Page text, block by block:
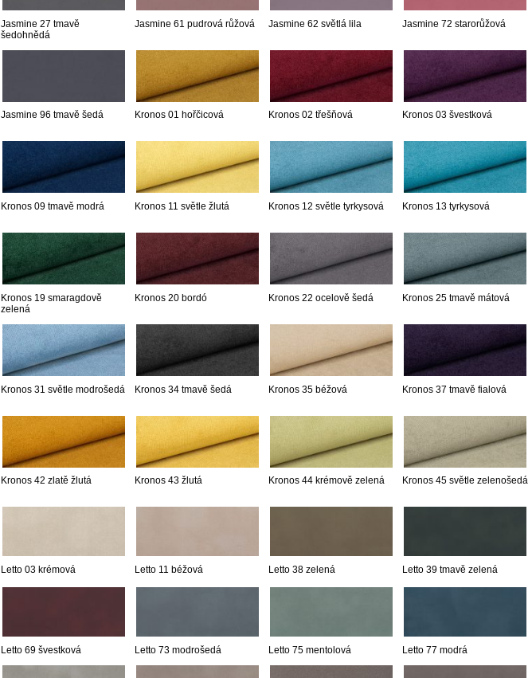
Jasmine 27 tmavě
šedohnědá
Jasmine 61 pudrová růžová Jasmine 62 světlá lila Jasmine 72 starorůžová
Jasmine 96 tmavě šedá Kronos 01 hořčicová Kronos 02 třešňová Kronos 03 švestková
Kronos 09 tmavě modrá Kronos 11 světle žlutá Kronos 12 světle tyrkysová Kronos 13 tyrkysová
Kronos 19 smaragdově
zelená
Kronos 20 bordó Kronos 22 ocelově šedá Kronos 25 tmavě mátová
Kronos 31 světle modrošedá Kronos 34 tmavě šedá Kronos 35 béžová Kronos 37 tmavě fialová
Kronos 42 zlatě žlutá Kronos 43 žlutá Kronos 44 krémově zelená Kronos 45 světle zelenošedá
Letto 03 krémová Letto 11 béžová Letto 38 zelená Letto 39 tmavě zelená
Letto 69 švestková Letto 73 modrošedá Letto 75 mentolová Letto 77 modrá